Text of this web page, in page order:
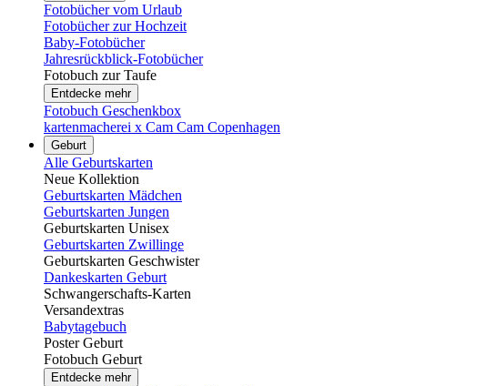
Fotobücher vom Urlaub
Fotobücher zur Hochzeit
Baby-Fotobücher
Jahresrückblick-Fotobücher
Fotobuch zur Taufe
Entdecke mehr
Fotobuch Geschenkbox
kartenmacherei x Cam Cam Copenhagen
Geburt
Alle Geburtskarten
Neue Kollektion
Geburtskarten Mädchen
Geburtskarten Jungen
Geburtskarten Unisex
Geburtskarten Zwillinge
Geburtskarten Geschwister
Dankeskarten Geburt
Schwangerschafts-Karten
Versandextras
Babytagebuch
Poster Geburt
Fotobuch Geburt
Entdecke mehr